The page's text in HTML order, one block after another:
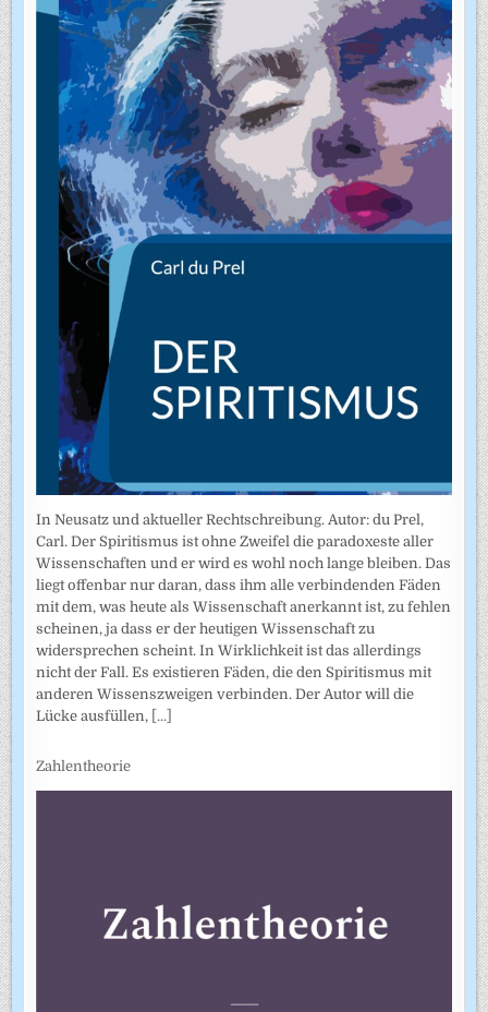
In Neusatz und aktueller Rechtschreibung. Autor: du Prel,
Carl. Der Spiritismus ist ohne Zweifel die paradoxeste aller
Wissenschaften und er wird es wohl noch lange bleiben. Das
liegt offenbar nur daran, dass ihm alle verbindenden Fäden
mit dem, was heute als Wissenschaft anerkannt ist, zu fehlen
scheinen, ja dass er der heutigen Wissenschaft zu
widersprechen scheint. In Wirklichkeit ist das allerdings
nicht der Fall. Es existieren Fäden, die den Spiritismus mit
anderen Wissenszweigen verbinden. Der Autor will die
Lücke ausfüllen, [...]
Zahlentheorie